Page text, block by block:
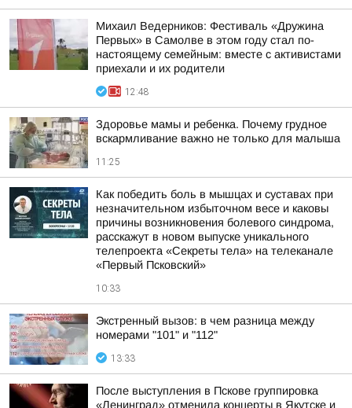
Михаил Ведерников: Фестиваль «Дружина
Первых» в Самолве в этом году стал по-
настоящему семейным: вместе с активистами
приехали и их родители
12:48
Здоровье мамы и ребенка. Почему грудное
вскармливание важно не только для малыша
11:25
Как победить боль в мышцах и суставах при
незначительном избыточном весе и каковы
причины возникновения болевого синдрома,
расскажут в новом выпуске уникального
телепроекта «Секреты тела» на телеканале
«Первый Псковский»
10:33
Экстренный вызов: в чем разница между
номерами "101" и "112"
13:33
После выступления в Пскове группировка
«Ленинград» отменила концерты в Якутске и